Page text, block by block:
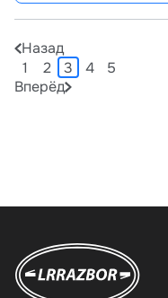
Назад
1
2 3 4
5
Вперёд